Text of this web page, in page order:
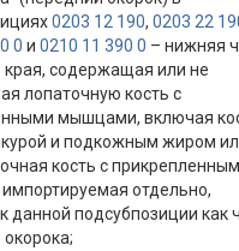
0203 12 190, 0203 22
0 и 0210 11 390 0 – нижняя
края, содержащая или не
лопаточную кость с
мышцами, включая
и подкожным жиром
кость с
отдельно,
данной подсубпозиции как